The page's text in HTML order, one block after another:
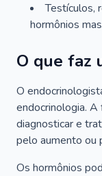
Testículos,
hormônios
O que faz
O
endocrinologia. A
diagnosticar e
pelo aumento ou
Os hormônios